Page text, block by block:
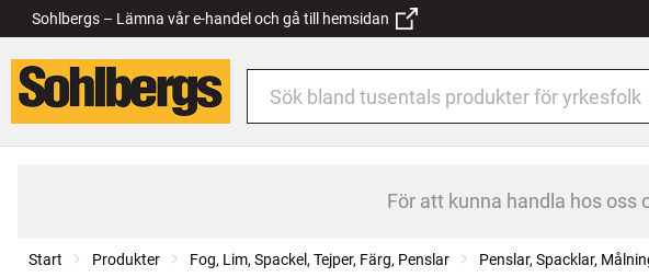
Sohlbergs – Lämna vår e-handel och gå till hemsidan
För att kunna handla hos oss
Start Produkter Fog, Lim, Spackel, Tejper, Färg, Penslar Penslar, Spacklar,